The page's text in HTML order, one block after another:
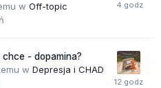
w Off-topic
- dopamina?
w Depresja i CHAD